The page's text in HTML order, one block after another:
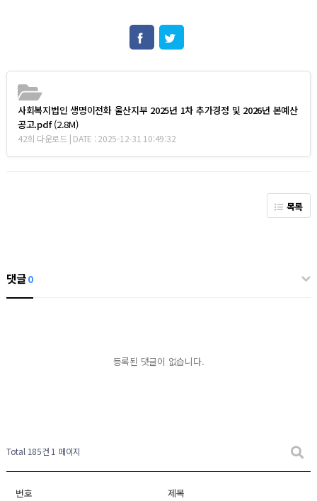
사회복지법인 생명이전화 울산지부 2025년 1차 추가경정 및 2026년 본예산
공고.pdf(2.8M)
42회 다운로드 | DATE : 2025-12-31 10:49:32
목록
댓글0
등록된 댓글이 없습니다.
Total 185건 1 페이지
번호 제목